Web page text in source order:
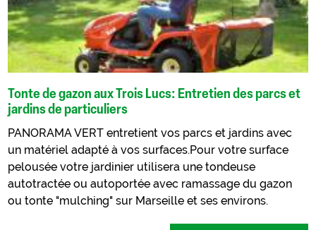
Tonte de gazon aux Trois Lucs: Entretien des parcs et
jardins de particuliers
PANORAMA VERT entretient vos parcs et jardins avec
un matériel adapté à vos surfaces.Pour votre surface
pelousée votre jardinier utilisera une tondeuse
autotractée ou autoportée avec ramassage du gazon
ou tonte "mulching" sur Marseille et ses environs.